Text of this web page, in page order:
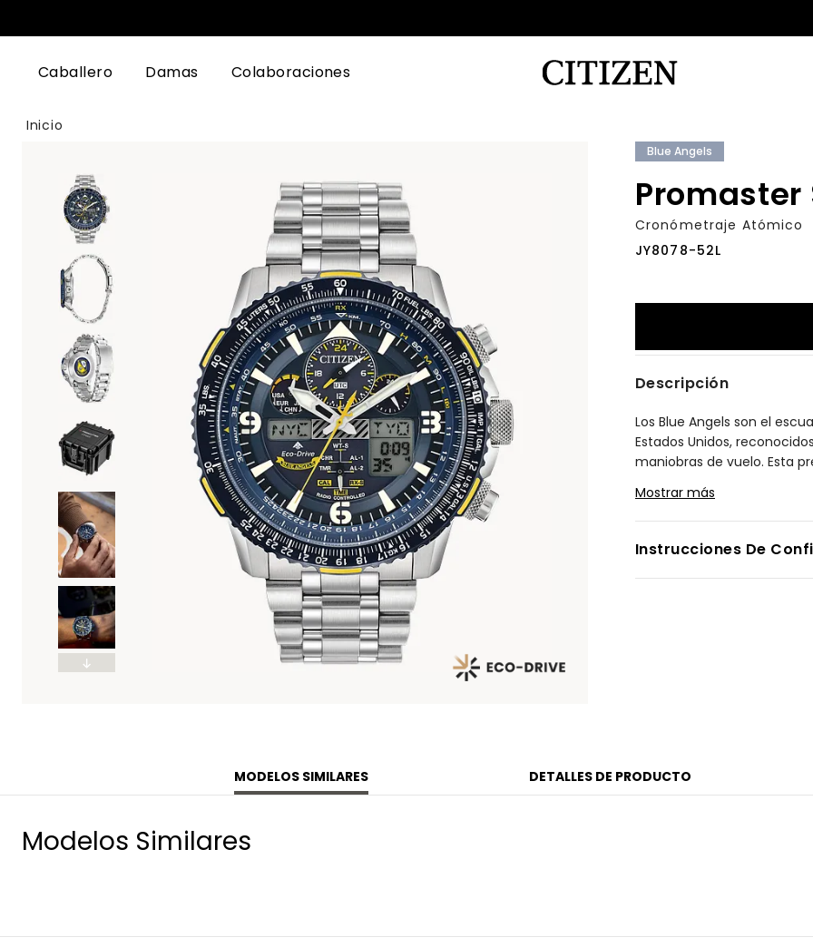
Caballero Damas Colaboraciones
Inicio
Blue Angels
Cronómetraje Atómico
JY8078-52L
Descripción
Los Blue Angels son el
Estados Unidos,
maniobras de vuelo. Esta
Otras características
cronómetro de cuenta
de cálculo giratorio de
correa de cuero italiano
oscuro con detalles en
Mostrar más
Instrucciones De
MODELOS SIMILARES DETALLES DE PRODUCTO
Modelos Similares